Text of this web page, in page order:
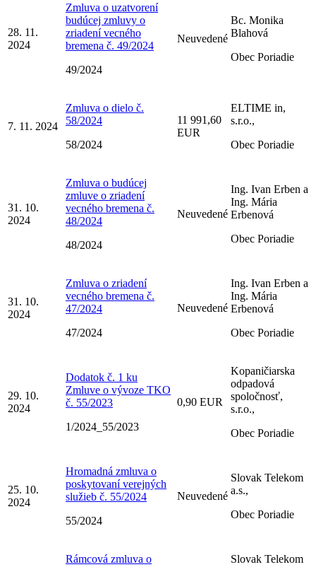
28. 11.
2024
Zmluva o uzatvorení
budúcej zmluvy o
zriadení vecného
bremena č. 49/2024
49/2024
Neuvedené
Bc. Monika
Blahová
Obec Poriadie
7. 11. 2024
Zmluva o dielo č.
58/2024
58/2024
11 991,60
EUR
ELTIME in,
s.r.o.,
Obec Poriadie
31. 10.
2024
Zmluva o budúcej
zmluve o zriadení
vecného bremena č.
48/2024
48/2024
Neuvedené
Ing. Ivan Erben a
Ing. Mária
Erbenová
Obec Poriadie
31. 10.
2024
Zmluva o zriadení
vecného bremena č.
47/2024
47/2024
Neuvedené
Ing. Ivan Erben a
Ing. Mária
Erbenová
Obec Poriadie
29. 10.
2024
Dodatok č. 1 ku
Zmluve o vývoze TKO
č. 55/2023
1/2024_55/2023
0,90 EUR
Kopaničiarska
odpadová
spoločnosť,
s.r.o.,
Obec Poriadie
25. 10.
2024
Hromadná zmluva o
poskytovaní verejných
služieb č. 55/2024
55/2024
Neuvedené
Slovak Telekom
a.s.,
Obec Poriadie
Rámcová zmluva o
Slovak Telekom